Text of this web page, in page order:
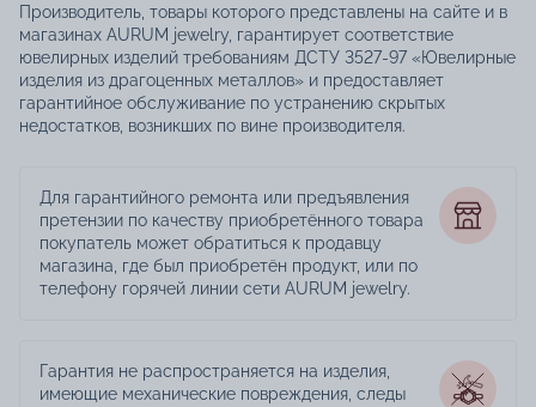
Производитель, товары которого представлены на сайте и в
магазинах AURUM jewelry, гарантирует соответствие
ювелирных изделий требованиям ДСТУ 3527-97 «Ювелирные
изделия из драгоценных металлов» и предоставляет
гарантийное обслуживание по устранению скрытых
недостатков, возникших по вине производителя.
Для гарантийного ремонта или предъявления
претензии по качеству приобретённого товара
покупатель может обратиться к продавцу
магазина, где был приобретён продукт, или по
телефону горячей линии сети AURUM jewelry.
Гарантия не распространяется на изделия,
имеющие механические повреждения, следы